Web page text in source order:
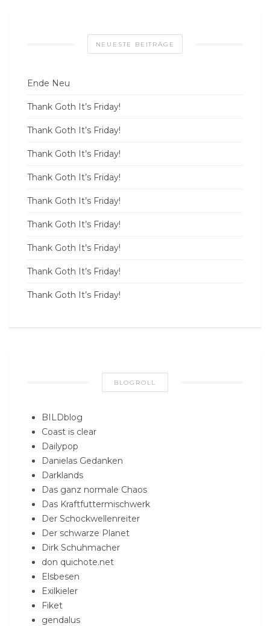
NEUESTE BEITRÄGE
Ende Neu
Thank Goth It’s Friday!
Thank Goth It’s Friday!
Thank Goth It’s Friday!
Thank Goth It’s Friday!
Thank Goth It’s Friday!
Thank Goth It’s Friday!
Thank Goth It’s Friday!
Thank Goth It’s Friday!
Thank Goth It’s Friday!
BLOGROLL
BILDblog
Coast is clear
Dailypop
Danielas Gedanken
Darklands
Das ganz normale Chaos
Das Kraftfuttermischwerk
Der Schockwellenreiter
Der schwarze Planet
Dirk Schuhmacher
don quichote.net
Elsbesen
Exilkieler
Fiket
gendalus